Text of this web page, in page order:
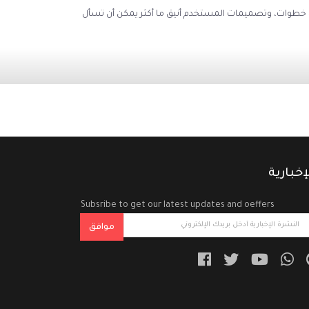
لدينا التطبيق لديه كل احتياجاتك الحجز غطت: قنوات الدفع الآمنة، سهلة عملية الحجز من 4 خطوات، وتصميمات المستخدم أنيق ما أكثر يمكن أن تسأل
Subsribe to get our latest updates and oeffers
موافق